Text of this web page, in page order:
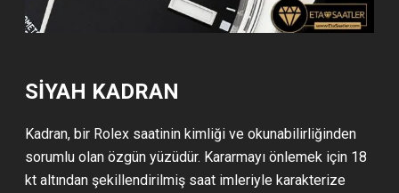
SIYAH KADRAN
Kadran, bir Rolex saatinin kimliği ve okunabilirliğinden
sorumlu olan özgün yüzüdür. Kararmayı önlemek için 18
kt altından şekillendirilmiş saat imleriyle karakterize